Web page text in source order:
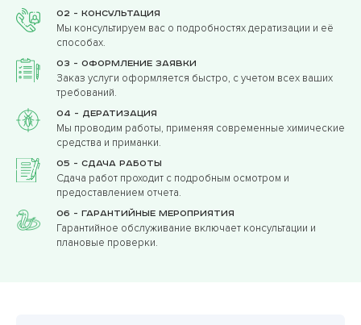
02 - Консультация
Мы консультируем вас о подробностях дератизации и её
способах.
03 - Оформление заявки
Заказ услуги оформляется быстро, с учетом всех ваших
требований.
04 - Дератизация
Мы проводим работы, применяя современные химические
средства и приманки.
05 - Сдача работы
Сдача работ проходит с подробным осмотром и
предоставлением отчета.
06 - Гарантийные мероприятия
Гарантийное обслуживание включает консультации и
плановые проверки.